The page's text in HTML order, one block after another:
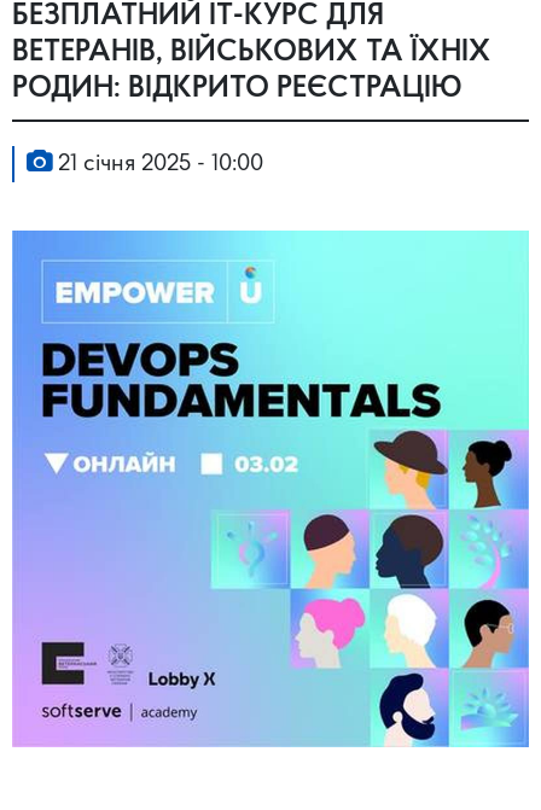
БЕЗПЛАТНИЙ ІТ-КУРС ДЛЯ
ВЕТЕРАНІВ, ВІЙСЬКОВИХ ТА ЇХНІХ
РОДИН: ВІДКРИТО РЕЄСТРАЦІЮ
21 січня 2025 - 10:00